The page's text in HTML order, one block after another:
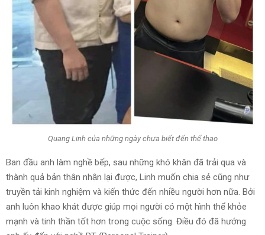
Quang Linh của những ngày chưa biết đến thể thao
Ban đầu anh làm nghề bếp, sau những khó khăn đã trải qua và
thành quả bản thân nhận lại được, Linh muốn chia sẻ cũng như
truyền tải kinh nghiệm và kiến thức đến nhiều người hơn nữa. Bởi
anh luôn khao khát được giúp mọi người có một hình thể khỏe
mạnh và tinh thần tốt hơn trong cuộc sống. Điều đó đã hướng